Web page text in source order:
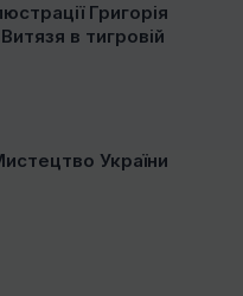
Григорія
в тигровій
України